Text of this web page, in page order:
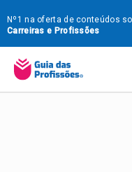
para
o
conteúdo
Nº1 na oferta de conteúdos
Carreiras e Profissões